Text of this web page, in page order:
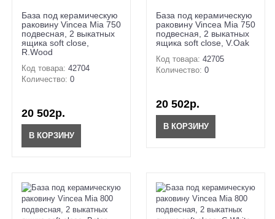
База под керамическую
раковину Vincea Mia 750
подвесная, 2 выкатных
ящика soft close,
R.Wood
Код товара: 42704
Количество: 0
20 502р.
В КОРЗИНУ
База под керамическую
раковину Vincea Mia 750
подвесная, 2 выкатных
ящика soft close, V.Oak
Код товара: 42705
Количество: 0
20 502р.
В КОРЗИНУ